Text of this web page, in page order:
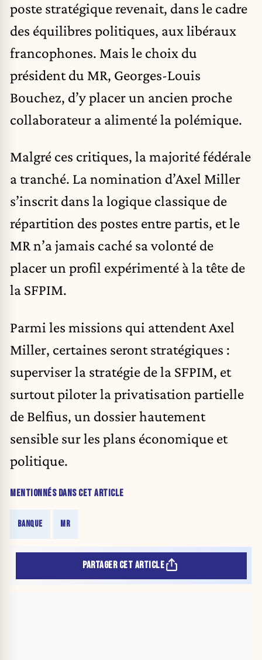
poste stratégique revenait, dans le cadre
des équilibres politiques, aux libéraux
francophones. Mais le choix du
président du MR, Georges-Louis
Bouchez, d’y placer un ancien proche
collaborateur a alimenté la polémique.
Malgré ces critiques, la majorité fédérale
a tranché. La nomination d’Axel Miller
s’inscrit dans la logique classique de
répartition des postes entre partis, et le
MR n’a jamais caché sa volonté de
placer un profil expérimenté à la tête de
la SFPIM.
Parmi les missions qui attendent Axel
Miller, certaines seront stratégiques :
superviser la stratégie de la SFPIM, et
surtout piloter la privatisation partielle
de Belfius, un dossier hautement
sensible sur les plans économique et
politique.
MENTIONNÉS DANS CET ARTICLE
BANQUE MR
PARTAGER CET ARTICLE